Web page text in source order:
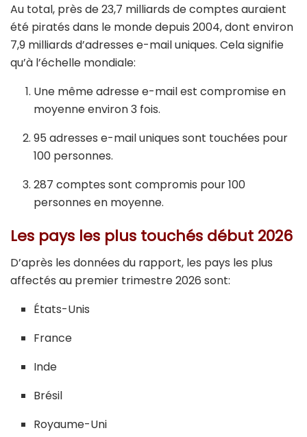
Au total, près de 23,7 milliards de comptes auraient
été piratés dans le monde depuis 2004, dont environ
7,9 milliards d’adresses e-mail uniques. Cela signifie
qu’à l’échelle mondiale:
Une même adresse e-mail est compromise en
moyenne environ 3 fois.
95 adresses e-mail uniques sont touchées pour
100 personnes.
287 comptes sont compromis pour 100
personnes en moyenne.
Les pays les plus touchés début 2026
D’après les données du rapport, les pays les plus
affectés au premier trimestre 2026 sont:
États-Unis
France
Inde
Brésil
Royaume-Uni